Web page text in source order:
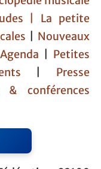
| La petite
Nouveaux
Agenda
Petites
Presse
& conférences